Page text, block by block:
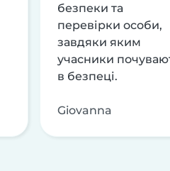
безпеки та
перевірки особи,
завдяки яким
учасники
в безпеці.
Giovanna